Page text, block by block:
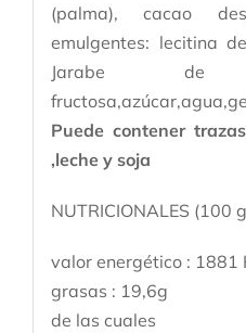
(palma), cacao
emulgentes: lecitina
Jarabe
Puede contener
,leche y soja
NUTRICIONALES (100
valor energético : 1881
grasas : 19,6g
de las cuales